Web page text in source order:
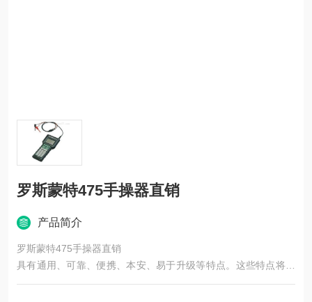
罗斯蒙特475手操器直销
产品简介
罗斯蒙特475手操器直销
具有通用、可靠、便携、本安、易于升级等特点。这些特点将迅
速使罗斯蒙特475手操器成为新的标准罗斯蒙特475手操器供应商